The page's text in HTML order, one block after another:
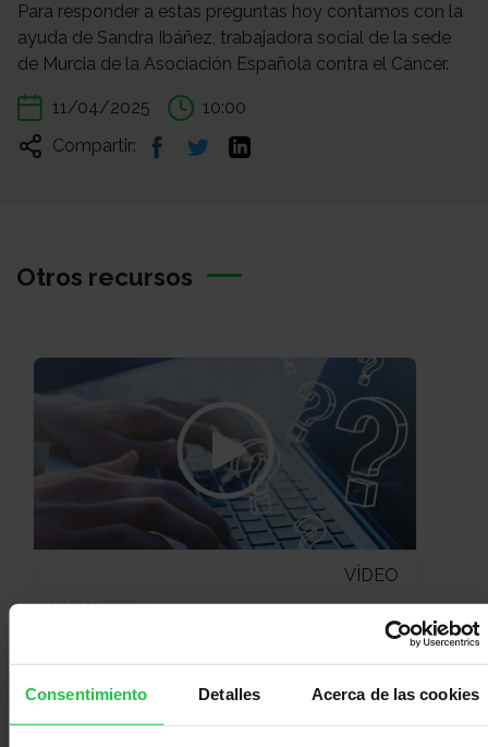
Consentimiento Detalles Acerca de las cookies
Para responder a estas preguntas hoy contamos con la
ayuda de Sandra Ibáñez, trabajadora social de la sede
de Murcia de la Asociación Española contra el Cáncer.
11/04/2025
10:00
Compartir:
Otros recursos
VÍDEO
VARIAS SEDES
Consejos para manejar el miedo.